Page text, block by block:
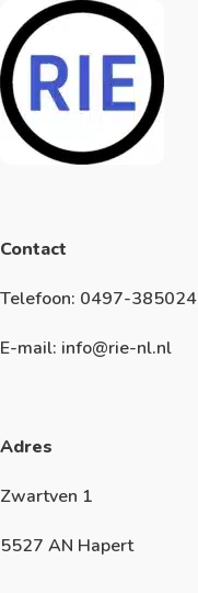
Contact
Telefoon: 0497-385024
E-mail: info@rie-nl.nl
Adres
Zwartven 1
5527 AN Hapert